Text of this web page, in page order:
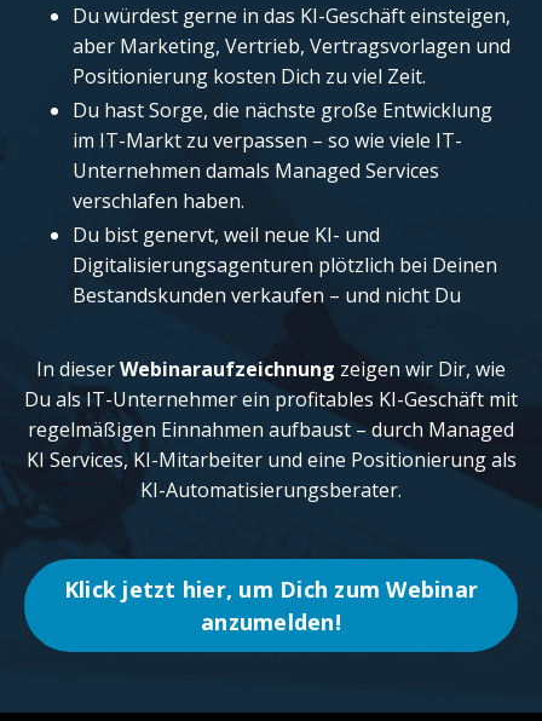
Du würdest gerne in das KI-Geschäft einsteigen,
aber Marketing, Vertrieb, Vertragsvorlagen und
Positionierung kosten Dich zu viel Zeit.
Du hast Sorge, die nächste große Entwicklung
im IT-Markt zu verpassen – so wie viele IT-
Unternehmen damals Managed Services
verschlafen haben.
Du bist genervt, weil neue KI- und
Digitalisierungsagenturen plötzlich bei Deinen
Bestandskunden verkaufen – und nicht Du
In dieserWebinaraufzeichnung zeigen wir Dir, wie
Du als IT-Unternehmer ein profitables KI-Geschäft mit
regelmäßigen Einnahmen aufbaust – durch Managed
KI Services, KI-Mitarbeiter und eine Positionierung als
KI-Automatisierungsberater.
Klick jetzt hier, um Dich zum Webinar
anzumelden!